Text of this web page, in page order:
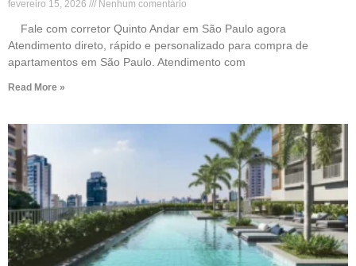
fevereiro 15, 2026 Nenhum comentário
Fale com corretor Quinto Andar em São Paulo agora
Atendimento direto, rápido e personalizado para compra de
apartamentos em São Paulo. Atendimento com
Read More »